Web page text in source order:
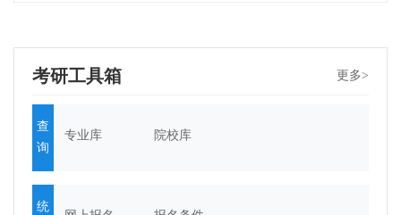
考研工具箱 更多>
查
询
专业库 院校库
统